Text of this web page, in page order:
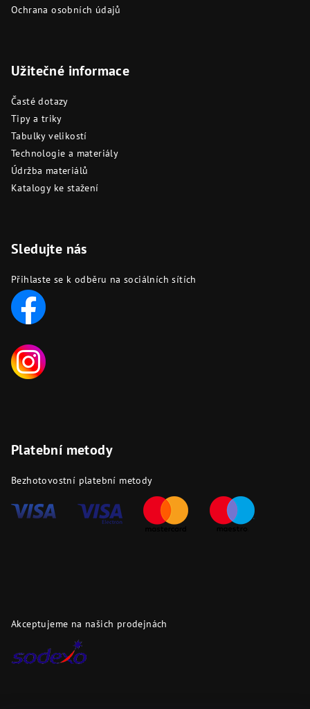
Ochrana osobních údajů
Užitečné informace
Časté dotazy
Tipy a triky
Tabulky velikostí
Technologie a materiály
Údržba materiálů
Katalogy ke stažení
Sledujte nás
Přihlaste se k odběru na sociálních sítích
Platební metody
Bezhotovostní platební metody
Akceptujeme na našich prodejnách